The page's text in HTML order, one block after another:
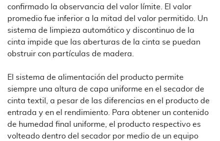
confirmado la observancia del valor límite. El valor
promedio fue inferior a la mitad del valor permitido. Un
sistema de limpieza automático y discontinuo de la
cinta impide que las aberturas de la cinta se puedan
obstruir con partículas de madera.
El sistema de alimentación del producto permite
siempre una altura de capa uniforme en el secador de
cinta textil, a pesar de las diferencias en el producto de
entrada y en el rendimiento. Para obtener un contenido
de humedad final uniforme, el producto respectivo es
volteado dentro del secador por medio de un equipo